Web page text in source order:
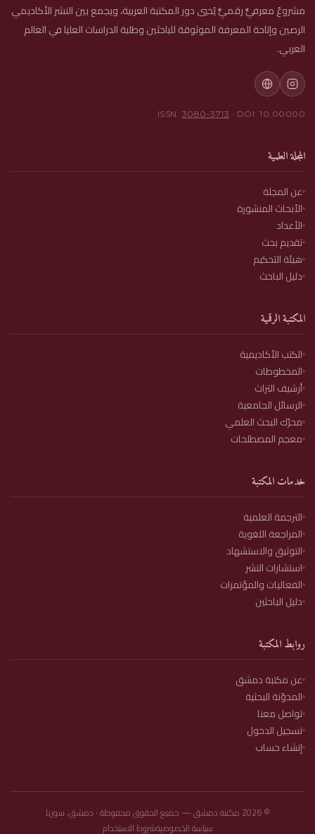
مشروعٌ معرفيٌّ رقميٌّ يُحيي دور المكتبة العربية، ويجمع بين النشر الأكاديمي
الرصين وإتاحة المعرفة الموثوقة للباحثين وطلبة الدراسات العليا في العالم
العربي.
ISSN: 3080-3713 · DOI: 10.00000
المجلة العلمية
عن المجلة
الأبحاث المنشورة
الأعداد
تقديم بحث
هيئة التحكيم
دليل الباحث
المكتبة الرقمية
الكتب الأكاديمية
المخطوطات
أرشيف التراث
الرسائل الجامعية
محرّك البحث العلمي
معجم المصطلحات
خدمات المكتبة
الترجمة العلمية
المراجعة اللغوية
التوثيق والاستشهاد
استشارات النشر
الفعاليات والمؤتمرات
دليل الباحثين
روابط المكتبة
عن مكتبة دمشق
المدوّنة البحثية
تواصل معنا
تسجيل الدخول
إنشاء حساب
©
2026 مكتبة دمشق — جميع الحقوق محفوظة · دمشق، سوريا
سياسة الخصوصيةشروط الاستخدام